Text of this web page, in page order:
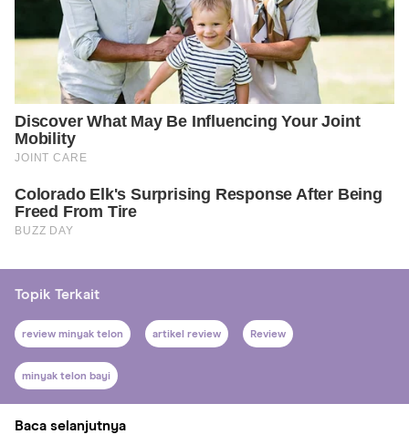
Topik Terkait
review minyak telon artikel review Review
minyak telon bayi
Baca selanjutnya